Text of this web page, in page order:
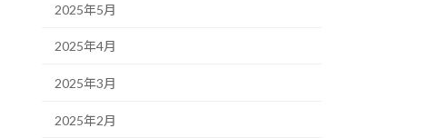
2025年5月
2025年4月
2025年3月
2025年2月